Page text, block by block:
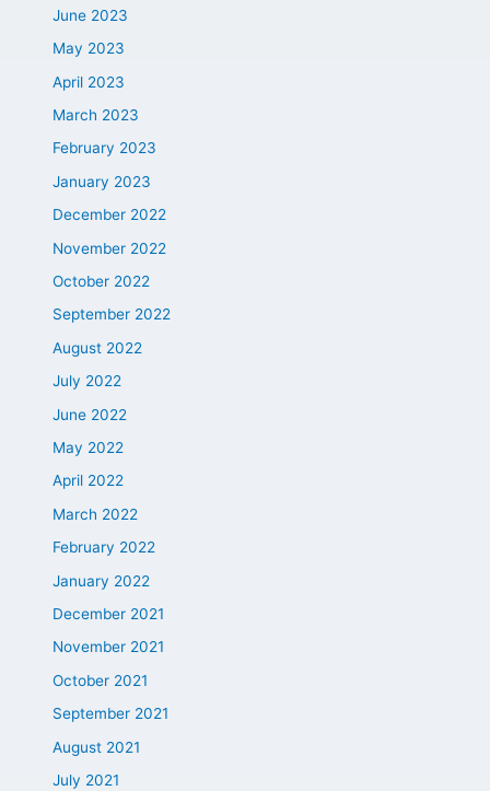
June 2023
May 2023
April 2023
March 2023
February 2023
January 2023
December 2022
November 2022
October 2022
September 2022
August 2022
July 2022
June 2022
May 2022
April 2022
March 2022
February 2022
January 2022
December 2021
November 2021
October 2021
September 2021
August 2021
July 2021